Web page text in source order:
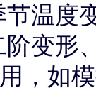
温度
变形
，如